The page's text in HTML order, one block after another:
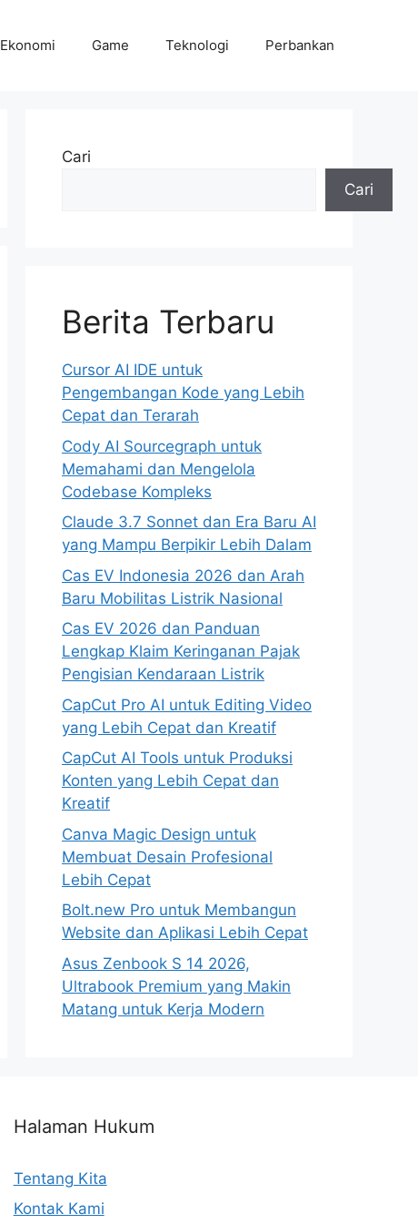
Ekonomi Game Teknologi Perbankan
Cari
Cari
Berita Terbaru
Cursor AI IDE untuk
Pengembangan Kode yang Lebih
Cepat dan Terarah
Cody AI Sourcegraph untuk
Memahami dan Mengelola
Codebase Kompleks
Claude 3.7 Sonnet dan Era Baru AI
yang Mampu Berpikir Lebih Dalam
Cas EV Indonesia 2026 dan Arah
Baru Mobilitas Listrik Nasional
Cas EV 2026 dan Panduan
Lengkap Klaim Keringanan Pajak
Pengisian Kendaraan Listrik
CapCut Pro AI untuk Editing Video
yang Lebih Cepat dan Kreatif
CapCut AI Tools untuk Produksi
Konten yang Lebih Cepat dan
Kreatif
Canva Magic Design untuk
Membuat Desain Profesional
Lebih Cepat
Bolt.new Pro untuk Membangun
Website dan Aplikasi Lebih Cepat
Asus Zenbook S 14 2026,
Ultrabook Premium yang Makin
Matang untuk Kerja Modern
Halaman Hukum
Tentang Kita
Kontak Kami